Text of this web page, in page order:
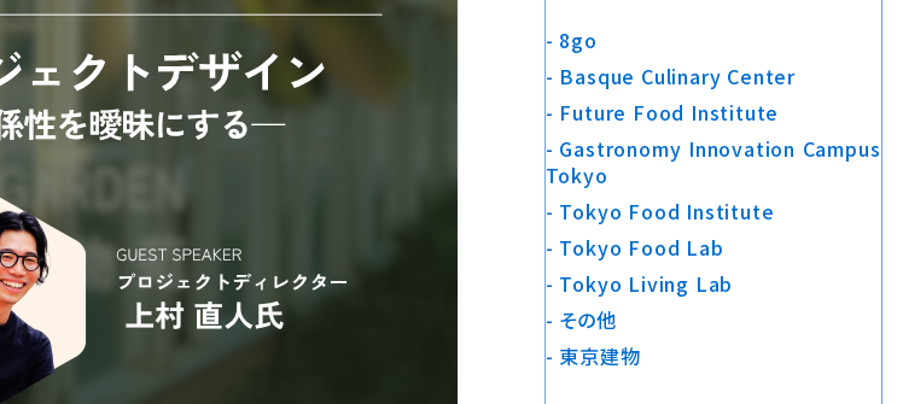
8go
Basque Culinary Center
Future Food Institute
Gastronomy Innovation Campus
Tokyo
Tokyo Food Institute
Tokyo Food Lab
Tokyo Living Lab
その他
東京建物